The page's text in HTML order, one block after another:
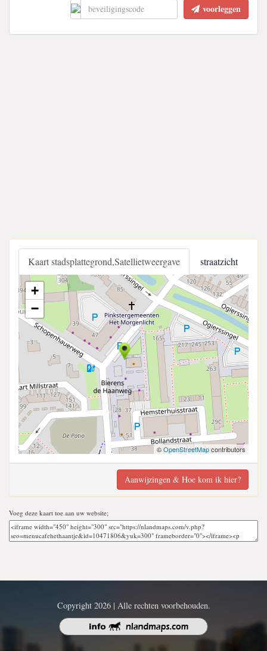
voorleggen
Kaart stadsplattegrond,Satellietweergave straatzicht
+
−
©OpenStreetMapcontributors
Aanwijzingen & Hoe kom ik hier?
Voeg deze kaart toe aan uw website;
Copyright 2026 | Alle rechten voorbehouden.